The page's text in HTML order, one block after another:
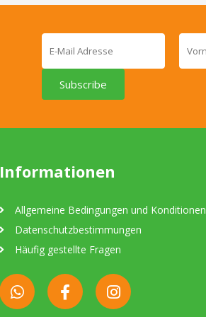
Subscribe
Informationen
Allgemeine Bedingungen und Konditionen
Datenschutzbestimmungen
Häufig gestellte Fragen